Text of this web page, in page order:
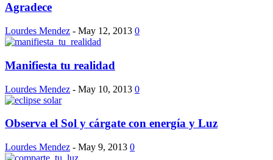
Agradece
Lourdes Mendez - May 12, 2013 0
Manifiesta tu realidad
Lourdes Mendez - May 10, 2013 0
Observa el Sol y cárgate con energía y Luz
Lourdes Mendez - May 9, 2013 0